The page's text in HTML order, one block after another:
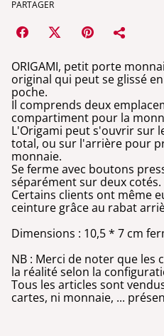
PARTAGER
ORIGAMI, petit porte
original qui peut se glissé
poche.
Il comprends deux
compartiment pour la
L'Origami peut s'ouvrir sur
total, ou sur l'arrière pour
monnaie.
Se ferme avec boutons
séparément sur deux cotés.
Certains clients ont même
ceinture grâce au rabat
Dimensions : 10,5 * 7 cm
NB : Merci de noter que les
la réalité selon la
Tous les articles sont
cartes, ni monnaie, ...